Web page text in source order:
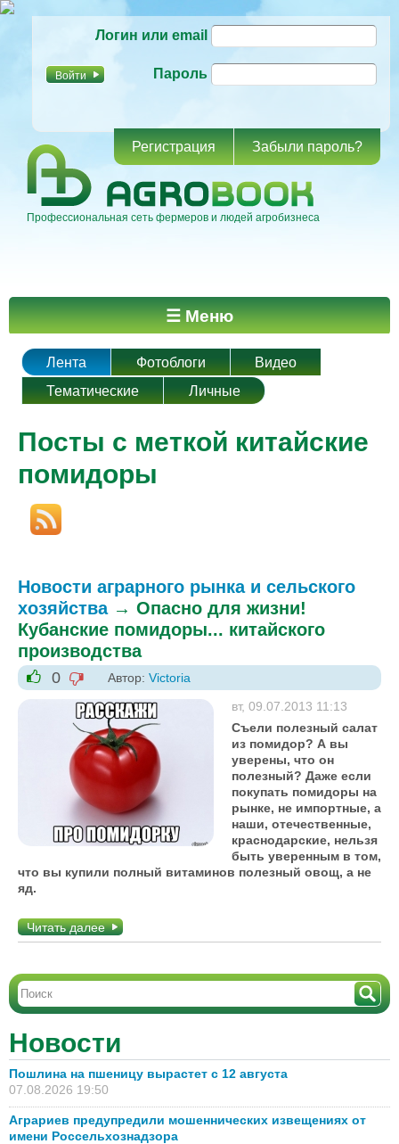
основному
Логин или email
Пароль
Регистрация Забыли пароль?
Профессиональная сеть фермеров и людей агробизнеса
Главное меню ☰ Меню
Лента Фотоблоги
Видео
Тематические
Личные
Посты с меткой китайские
помидоры
Новости аграрного рынка и сельского
хозяйства→ Опасно для жизни!
Кубанские помидоры... китайского
производства
+1
0
-1
Автор: Victoria
вт, 09.07.2013 11:13
Съели полезный салат
из помидор? А вы
уверены, что он
полезный? Даже если
покупать помидоры на
рынке, не импортные, а
наши, отечественные,
краснодарские, нельзя
быть уверенным в том,
что вы купили полный витаминов полезный овощ, а не
яд.
Читать далее
Новости
Пошлина на пшеницу вырастет с 12 августа
07.08.2026 19:50
Аграриев предупредили мошеннических извещениях от
имени Россельхознадзора